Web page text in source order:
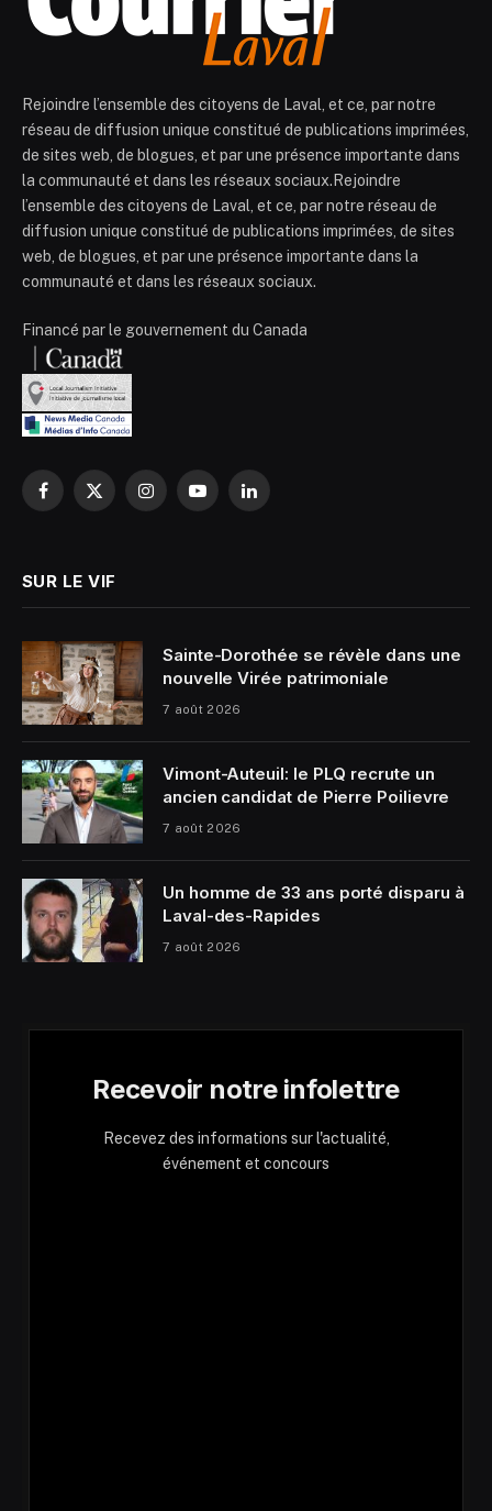
Rejoindre l’ensemble des citoyens de Laval, et ce, par notre
réseau de diffusion unique constitué de publications imprimées,
de sites web, de blogues, et par une présence importante dans
la communauté et dans les réseaux sociaux.Rejoindre
l’ensemble des citoyens de Laval, et ce, par notre réseau de
diffusion unique constitué de publications imprimées, de sites
web, de blogues, et par une présence importante dans la
communauté et dans les réseaux sociaux.
Financé par le gouvernement du Canada
Facebook
X
InstagramYouTubeLinkedIn
SUR LE VIF
Sainte-Dorothée se révèle dans une
nouvelle Virée patrimoniale
7 août 2026
Vimont-Auteuil: le PLQ recrute un
ancien candidat de Pierre Poilievre
7 août 2026
Un homme de 33 ans porté disparu à
Laval-des-Rapides
7 août 2026
Recevoir notre infolettre
Recevez des informations sur l'actualité,
événement et concours